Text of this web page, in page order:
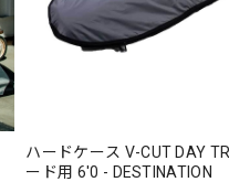
ハードケース V-CUT DAY
ード用 6'0 - DESTINATION